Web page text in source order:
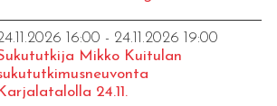
16:00 - 24.11.2026 19:00
Mikko Kuitulan
Karjalatalolla 24.11.